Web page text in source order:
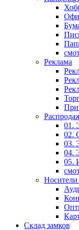
Реклама
01.
02.
03.
04.
05.
Склад замков